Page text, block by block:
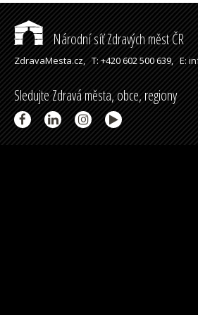
Národní síť Zdravých měst ČR
ZdravaMesta.cz,T: +420 602 500 639,E:
Sledujte Zdravá města, obce, regiony